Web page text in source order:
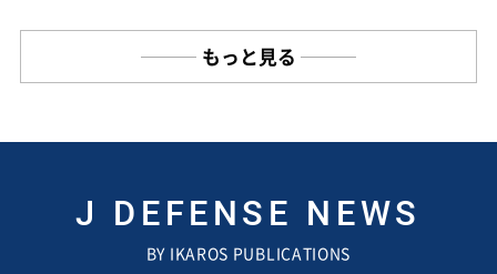
もっと見る
J DEFENSE NEWS
BY IKAROS PUBLICATIONS